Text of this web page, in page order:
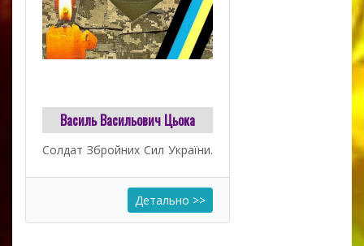
Василь Васильович Цьока
Солдат Збройних Cил України.
Детально >>